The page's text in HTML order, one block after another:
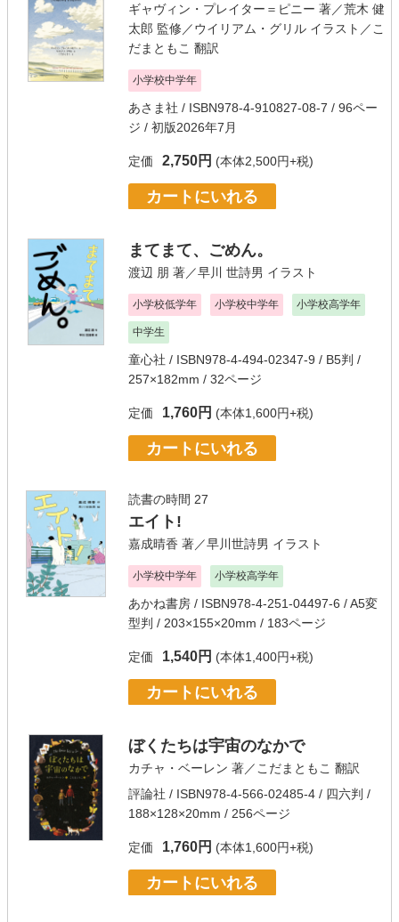
ギャヴィン・プレイター＝ピニー 著／荒木 健
太郎 監修／ウイリアム・グリル イラスト／ こ
だまともこ 翻訳
小学校中学年
あさま社 / ISBN978-4-910827-08-7 / 96ペー
ジ / 初版2026年7月
定価 2,750円 (本体2,500円+税)
カートにいれる
まてまて、ごめん。
渡辺 朋 著／早川 世詩男 イラスト
小学校低学年 小学校中学年 小学校高学年
中学生
童心社 / ISBN978-4-494-02347-9 / B5判 /
257×182mm / 32ページ
定価 1,760円 (本体1,600円+税)
カートにいれる
読書の時間 27
エイト!
嘉成晴香 著／早川世詩男 イラスト
小学校中学年 小学校高学年
あかね書房 / ISBN978-4-251-04497-6 / A5変
型判 / 203×155×20mm / 183ページ
定価 1,540円 (本体1,400円+税)
カートにいれる
ぼくたちは宇宙のなかで
カチャ・ベーレン 著／ こだまともこ 翻訳
評論社 / ISBN978-4-566-02485-4 / 四六判 /
188×128×20mm / 256ページ
定価 1,760円 (本体1,600円+税)
カートにいれる